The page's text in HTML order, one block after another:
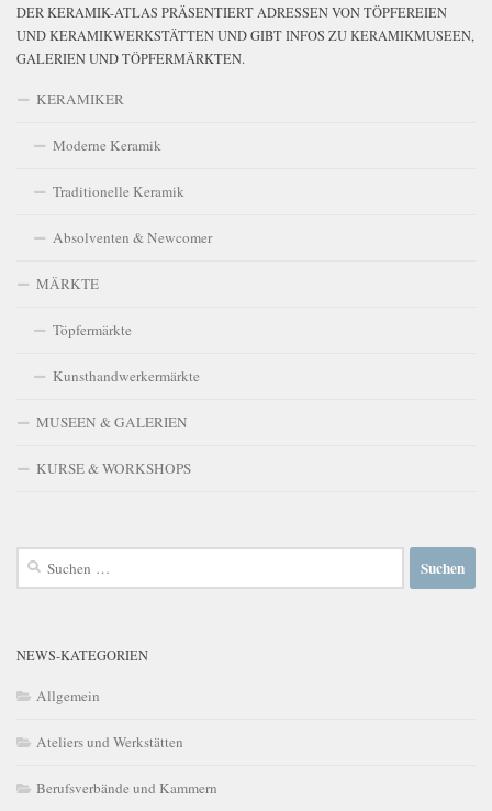
DER KERAMIK-ATLAS PRÄSENTIERT ADRESSEN VON TÖPFEREIEN
UND KERAMIKWERKSTÄTTEN UND GIBT INFOS ZU KERAMIKMUSEEN,
GALERIEN UND TÖPFERMÄRKTEN.
KERAMIKER
Moderne Keramik
Traditionelle Keramik
Absolventen & Newcomer
MÄRKTE
Töpfermärkte
Kunsthandwerkermärkte
MUSEEN & GALERIEN
KURSE & WORKSHOPS
Suchen
NEWS-KATEGORIEN
Allgemein
Ateliers und Werkstätten
Berufsverbände und Kammern